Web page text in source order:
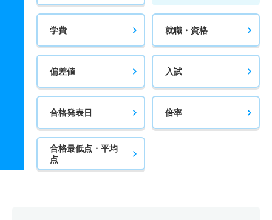
学費 就職・資格
偏差値 入試
合格発表日 倍率
合格最低点・平均
点